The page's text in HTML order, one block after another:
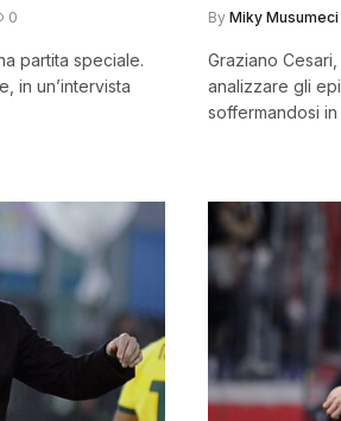
0
partita speciale.
in un’intervista
By Miky Musumeci
Graziano
analizzare gli
soffermandosi